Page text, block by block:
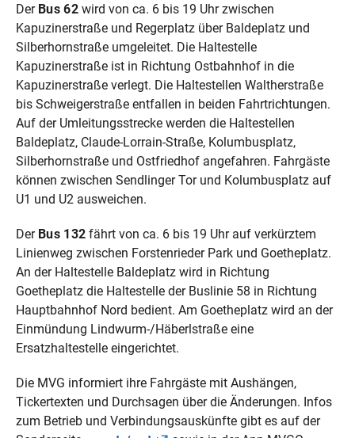
Der Bus 62wird von ca. 6 bis 19 Uhr zwischen
Kapuzinerstraße und Regerplatz über Baldeplatz und
Silberhornstraße umgeleitet. Die Haltestelle
Kapuzinerstraße ist in Richtung Ostbahnhof in die
Kapuzinerstraße verlegt. Die Haltestellen Waltherstraße
bis Schweigerstraße entfallen in beiden Fahrtrichtungen.
Auf der Umleitungsstrecke werden die Haltestellen
Baldeplatz, Claude-Lorrain-Straße, Kolumbusplatz,
Silberhornstraße und Ostfriedhof angefahren. Fahrgäste
können zwischen Sendlinger Tor und Kolumbusplatz auf
U1 und U2 ausweichen.
Der Bus 132 fährt von ca. 6 bis 19 Uhr auf verkürztem
Linienweg zwischen Forstenrieder Park und Goetheplatz.
An der Haltestelle Baldeplatz wird in Richtung
Goetheplatz die Haltestelle der Buslinie 58 in Richtung
Hauptbahnhof Nord bedient. Am Goetheplatz wird an der
Einmündung Lindwurm-/Häberlstraße eine
Ersatzhaltestelle eingerichtet.
Die MVG informiert ihre Fahrgäste mit Aushängen,
Tickertexten und Durchsagen über die Änderungen. Infos
zum Betrieb und Verbindungsauskünfte gibt es auf der